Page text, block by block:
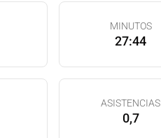
MINUTOS
27:44
ASISTENCIAS
0,7